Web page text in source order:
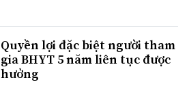
Quyền lợi đặc biệt người tham
gia BHYT 5 năm liên tục được
hưởng